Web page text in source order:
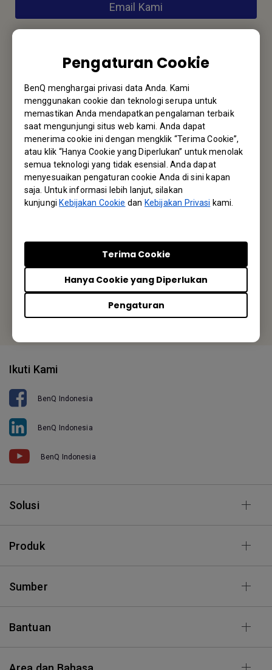
Pengaturan Cookie
BenQ menghargai privasi data Anda. Kami
menggunakan cookie dan teknologi serupa untuk
memastikan Anda mendapatkan pengalaman terbaik
saat mengunjungi situs web kami. Anda dapat
menerima cookie ini dengan mengklik “Terima Cookie”,
atau klik “Hanya Cookie yang Diperlukan” untuk menolak
semua teknologi yang tidak esensial. Anda dapat
menyesuaikan pengaturan cookie Anda di sini kapan
saja. Untuk informasi lebih lanjut, silakan
kunjungiKebijakan Cookie danKebijakan Privasi kami.
Pengaturan
Hanya Cookie yang Diperlukan
Terima Cookie
Email Kami
Langganan Newsletter
Jadi yang pertama mengetahui info terbaru kami
Langganan
Kantor BenQ
Slipi, Jakarta Barat 11410
Tel: +62-21-29675-969
Atau temukan kantor local terdekat Anda
Ikuti Kami
BenQ Indonesia
BenQ Indonesia
BenQ Indonesia
Solusi
Produk
Sumber
Bantuan